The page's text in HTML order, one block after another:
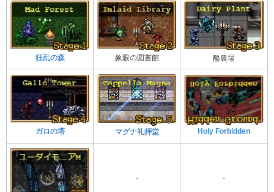
狂乱の森 象眼の図書館 酪農場
ガロの塔 マグナ礼拝堂 Holy Forbidden
- -